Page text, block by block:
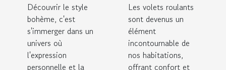
modernes
Découvrir le style
bohème, c'est
s'immerger dans un
univers où
l'expression
personnelle et la
des volets
roulants
Les volets roulants
sont devenus un
élément
incontournable de
nos habitations,
offrant confort et